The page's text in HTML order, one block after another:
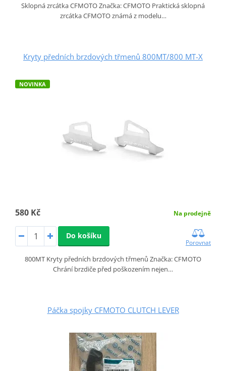
Sklopná zrcátka CFMOTO Značka: CFMOTO Praktická sklopná
zrcátka CFMOTO známá z modelu…
Kryty předních brzdových třmenů 800MT/800 MT-X
NOVINKA
580 Kč Na prodejně
Do košíku
Porovnat
800MT Kryty předních brzdových třmenů Značka: CFMOTO
Chrání brzdiče před poškozením nejen…
Páčka spojky CFMOTO CLUTCH LEVER